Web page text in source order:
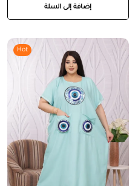
إضافة إلى السلة
Hot